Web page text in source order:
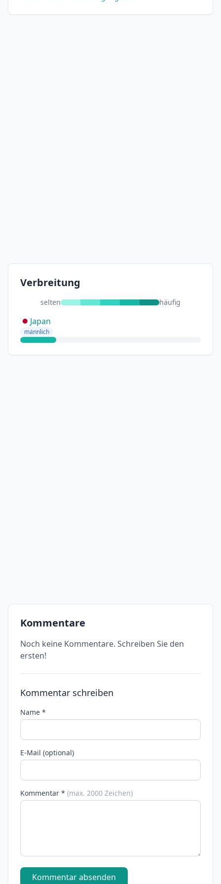
Verbreitung
selten häufig
Japan
männlich
Kommentare
Noch keine Kommentare. Schreiben Sie den
ersten!
Kommentar schreiben
Name *
E-Mail (optional)
Kommentar * (max. 2000 Zeichen)
Kommentar absenden